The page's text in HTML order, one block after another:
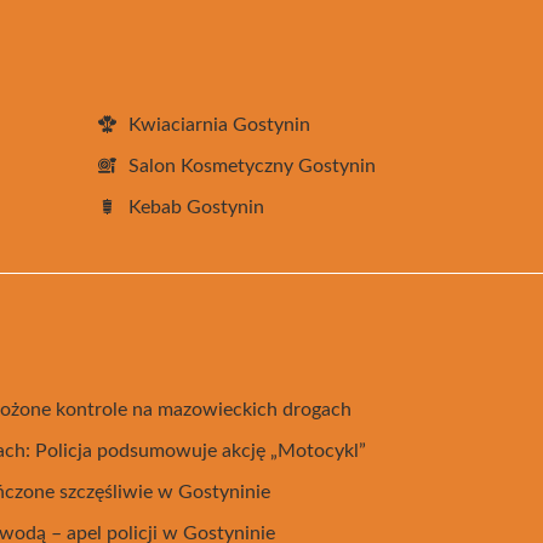
Kwiaciarnia Gostynin
Salon Kosmetyczny Gostynin
Kebab Gostynin
kontrole na mazowieckich drogach
Policja podsumowuje akcję „Motocykl”
szczęśliwie w Gostyninie
– apel policji w Gostyninie